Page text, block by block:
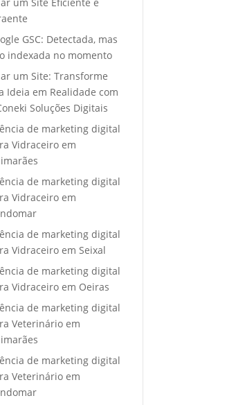
GSC: Detectada, mas
indexada no momento
um Site: Transforme
Ideia em Realidade com
Soluções Digitais
de marketing digital
Vidraceiro em
de marketing digital
Vidraceiro em
de marketing digital
Vidraceiro em Seixal
de marketing digital
Vidraceiro em Oeiras
de marketing digital
Veterinário em
de marketing digital
Veterinário em